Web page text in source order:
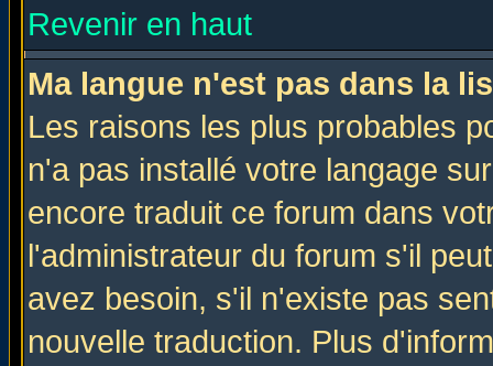
Revenir en haut
Ma langue n'est pas dans la
Les raisons les plus probables
n'a pas installé votre langage
encore traduit ce forum dans
l'administrateur du forum s'il
avez besoin, s'il n'existe pas
nouvelle traduction. Plus